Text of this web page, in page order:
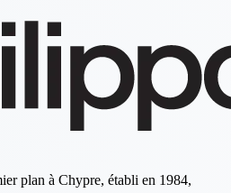
plan à Chypre, établi en 1984,